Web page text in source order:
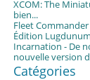
XCOM: The
bien...
Fleet
Édition Lugdunum
Incarnation - De
nouvelle version
Catégories